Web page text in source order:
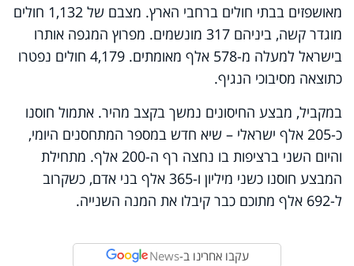
מאושפזים בבתי חולים ברחבי הארץ. מצבם של 1,132 חולים
מוגדר קשה, ביניהם 317 מונשמים. מפרוץ המגפה אותרו
בישראל למעלה מ-578 אלף מאומתים. 4,179 חולים נפטרו
כתוצאה מסיבוכי הנגיף.
במקביל, מבצע החיסונים נמשך בקצב מהיר. אתמול חוסנו
כ-205 אלף ישראלי – שיא חדש במספר המתחסנים היומי,
והיום השני ברציפות בו נחצה רף ה-200 אלף. מתחילת
המבצע חוסנו כשני מיליון ו-365 אלף בני אדם, כשקרוב
ל-692 אלף מתוכם כבר קיבלו את המנה השנייה
.
עקבו אחרינו ב-News